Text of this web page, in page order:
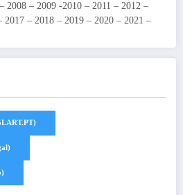
2008 – 2009 -2010 – 2011 – 2012 –
2017 – 2018 – 2019 – 2020 – 2021 –